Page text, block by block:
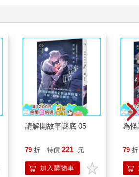
請解開故事謎底 05
79 折 特價 221 元
加入購物車
為怪
79 折